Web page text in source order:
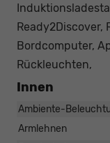
Ready2Discover,
Bordcomputer,
Rückleuchten,
Innen
Ambiente-
Armlehnen